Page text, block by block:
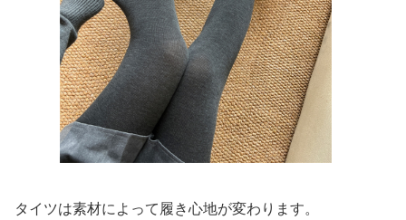
タイツは素材によって履き心地が変わります。